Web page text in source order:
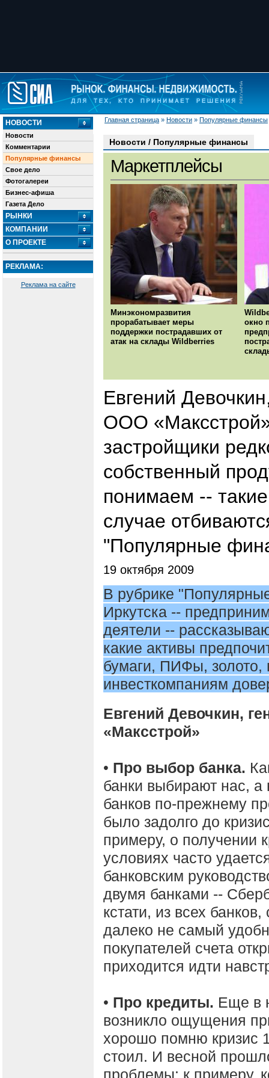
Главная страница » Новости » Популярные финансы
НОВОСТИ
Новости
Комментарии
Популярные финансы
Свое дело
Фотогалереи
Бизнес-афиша
Газета Дело
РЫНКИ
КОМПАНИИ
О ПРОЕКТЕ
РЕКЛАМА:
Реклама на сайте
Новости / Популярные финансы
Маркетплейсы
Минэкономразвития
прорабатывает меры
поддержки пострадавших от
атак на склады Wildberries
окно
Евгений
ООО
застройщики
собственный
понимаем --
случае
"Популярные
19 октября 2009
В рубрике
Иркутска --
деятели --
какие активы
бумаги, ПИФы, золото,
инвесткомпаниям
Евгений Девочкин,
«Максстрой»
• Про выбор банка.
банки выбирают нас,
банков по-прежнему
было задолго до
примеру, о получении
условиях часто
банковским
двумя банками --
кстати, из всех
далеко не самый
покупателей счета
приходится идти
• Про кредиты. Еще в
возникло ощущения
хорошо помню кризис
стоил. И весной
проблемы: к примеру,